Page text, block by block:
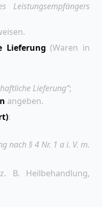
Leistungsempfängers
Lieferung (Waren in
Lieferung“;
angeben.
:
nach § 4 Nr. 1 a i. V. m.
B. Heilbehandlung,